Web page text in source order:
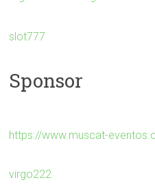
slot777
Sponsor
https://www.muscat-
virgo222